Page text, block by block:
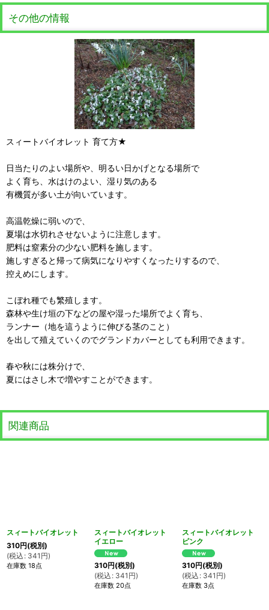
その他の情報
スィートバイオレット 育て方★
日当たりのよい場所や、明るい日かげとなる場所で
よく育ち、水はけのよい、湿り気のある
有機質が多い土が向いています。
高温乾燥に弱いので、
夏場は水切れさせないように注意します。
肥料は窒素分の少ない肥料を施します。
施しすぎると帰って病気になりやすくなったりするので、
控えめにします。
こぼれ種でも繁殖します。
森林や生け垣の下などの屋や湿った場所でよく育ち、
ランナー（地を這うように伸びる茎のこと）
を出して殖えていくのでグランドカバーとしても利用できます。
春や秋には株分けで、
夏にはさし木で増やすことができます。
関連商品
スィートバイオレット
310円(税別)
(税込 : 341 円)
在庫数 18点
スィートバイオレット
イエロー
310円(税別)
(税込 : 341 円)
在庫数 20点
スィートバイオレット
ピンク
310円(税別)
(税込 : 341 円)
在庫数 3点